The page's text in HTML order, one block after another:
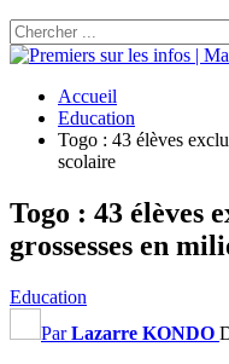
Accueil
Education
Togo : 43 élèves
scolaire
Togo : 43 élèves
grossesses en
Education
ParLazarre KONDO